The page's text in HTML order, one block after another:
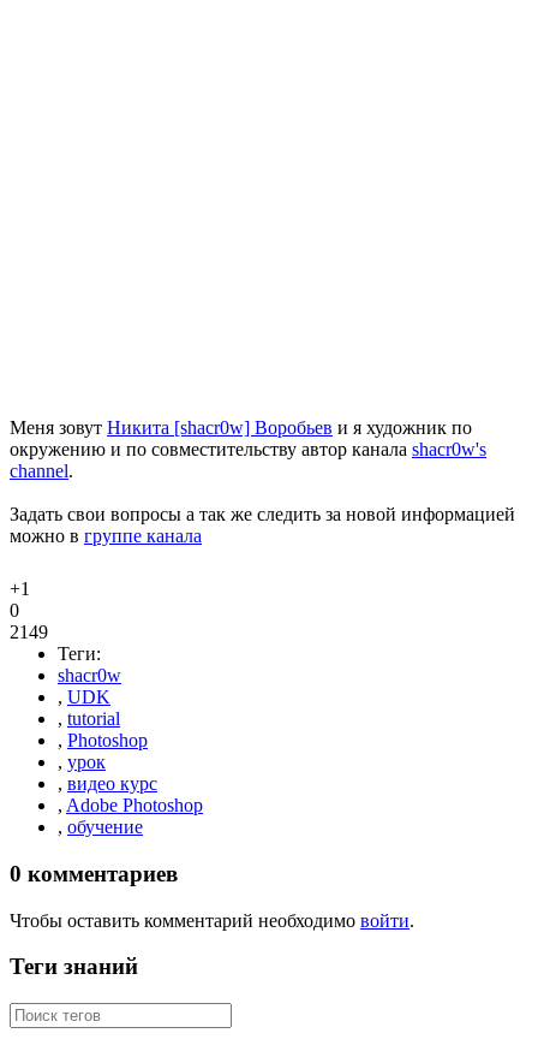
Меня зовут Никита [shacr0w] Воробьев и я художник по
окружению и по совместительству автор канала shacr0w's
channel.
Задать свои вопросы а так же следить за новой информацией
можно в группе канала
+1
0
2149
Теги:
shacr0w
, UDK
, tutorial
, Photoshop
, урок
, видео курс
, Adobe Photoshop
, обучение
0 комментариев
Чтобы оставить комментарий необходимо войти.
Теги знаний